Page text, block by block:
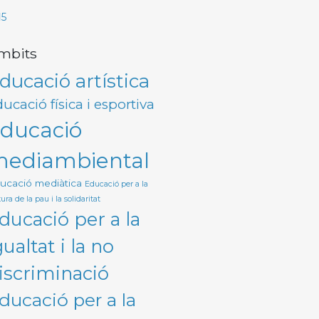
I5
artística
física i esportiva
mediàtica Educació per a la
de la pau i la solidaritat
per a la
i la no
per a la